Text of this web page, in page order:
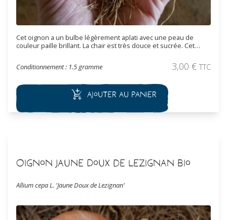
Cet oignon a un bulbe légèrement aplati avec une peau de
couleur paille brillant. La chair est très douce et sucrée. Cet
Conditionnement : 1.5 gramme 3,00 € TTC
Ajouter au panier
Oignon Jaune Doux de Lezignan Bio
Allium cepa L. 'Jaune Doux de Lezignan'